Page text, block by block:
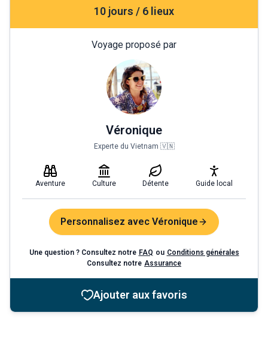
10 jours / 6 lieux
Voyage proposé par
Véronique
Experte du Vietnam 🇻🇳
Aventure Culture Détente Guide local
Personnalisez avec Véronique
Une question ? Consultez notre FAQ ou Conditions générales
Consultez notre Assurance
Ajouter aux favoris